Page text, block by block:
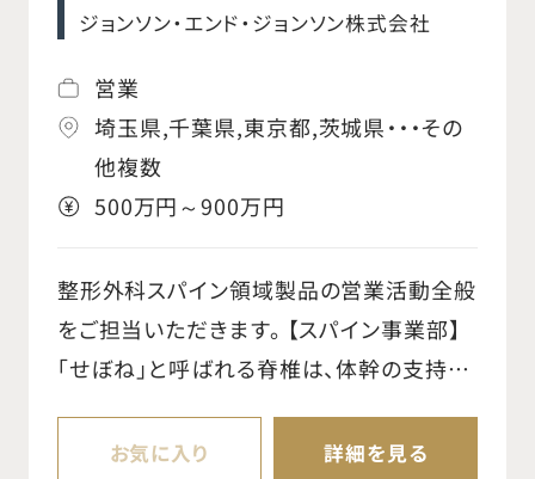
ジョンソン・エンド・ジョンソン株式会社
営業
埼玉県,千葉県,東京都,茨城県・・・その
他複数
500万円～900万円
整形外科スパイン領域製品の営業活動全般
をご担当いただきます。 【スパイン事業部】
「せぼね」と呼ばれる脊椎は、体幹の支持や
担っています。当事業部では、椎間板ヘルニ
お気に入り 詳細を見る